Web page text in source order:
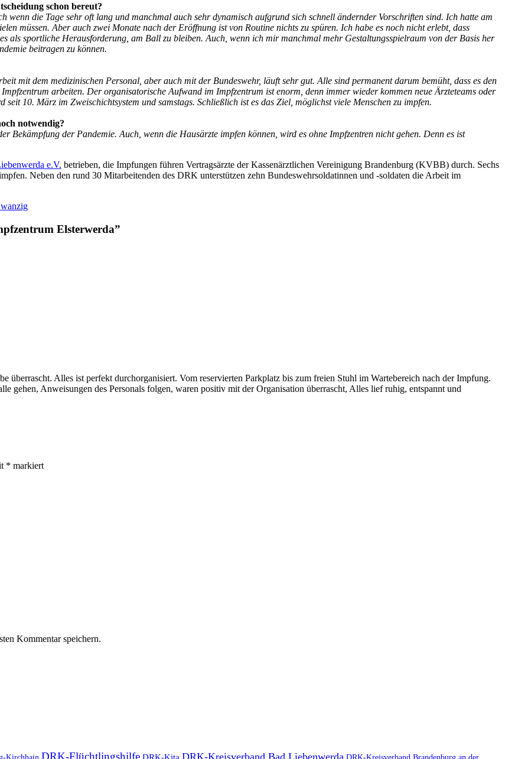
schon bereut?
wenn die Tage sehr oft lang und manchmal auch sehr dynamisch aufgrund sich schnell ändernder Vorschriften sind. Ich hatte am
müssen. Aber auch zwei Monate nach der Eröffnung ist von Routine nichts zu spüren. Ich habe es noch nicht erlebt, dass
als sportliche Herausforderung, am Ball zu bleiben. Auch, wenn ich mir manchmal mehr Gestaltungsspielraum von der Basis her
beitragen zu können.
mit dem medizinischen Personal, aber auch mit der Bundeswehr, läuft sehr gut. Alle sind permanent darum bemüht, dass es den
arbeiten. Der organisatorische Aufwand im Impfzentrum ist enorm, denn immer wieder kommen neue Ärzteteams oder
10. März im Zweischichtsystem und samstags. Schließlich ist es das Ziel, möglichst viele Menschen zu impfen.
notwendig?
Bekämpfung der Pandemie. Auch, wenn die Hausärzte impfen können, wird es ohne Impfzentren nicht gehen. Denn es ist
e.V. betrieben, die Impfungen führen Vertragsärzte der Kassenärztlichen Vereinigung Brandenburg (KVBB) durch. Sechs
Neben den rund 30 Mitarbeitenden des DRK unterstützen zehn Bundeswehrsoldatinnen und -soldaten die Arbeit im
Elsterwerda”
überrascht. Alles ist perfekt durchorganisiert. Vom reservierten Parkplatz bis zum freien Stuhl im Wartebereich nach der Impfung.
gehen, Anweisungen des Personals folgen, waren positiv mit der Organisation überrascht, Alles lief ruhig, entspannt und
* markiert
Kommentar speichern.
Kirchhain DRK-Flüchtlingshilfe DRK-Kita DRK-Kreisverband Bad Liebenwerda DRK-Kreisverband Brandenburg an der